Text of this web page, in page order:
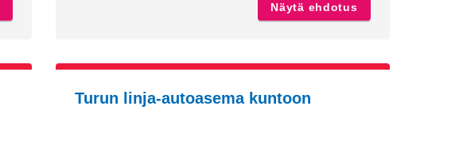
Viihtyisä koirapuisto keskustan tai Portsan alueelleNäytä ehdotus
Turun linja-autoasema kuntoon